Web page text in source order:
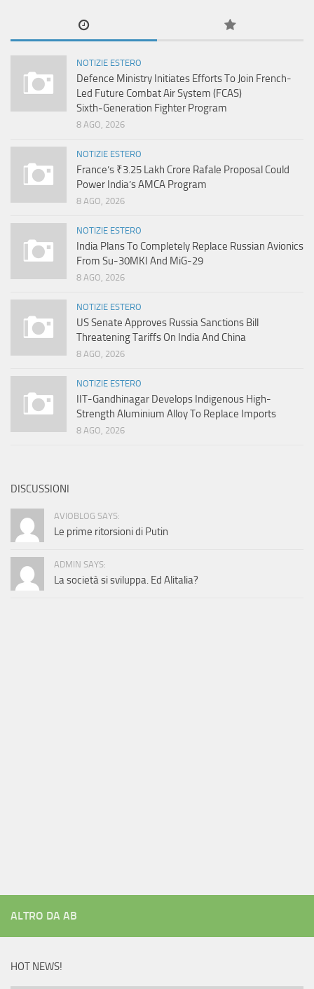
NOTIZIE ESTERO
Defence Ministry Initiates Efforts To Join French-
Led Future Combat Air System (FCAS)
Sixth‑Generation Fighter Program
8 AGO, 2026
NOTIZIE ESTERO
France’s ₹3.25 Lakh Crore Rafale Proposal Could
Power India’s AMCA Program
8 AGO, 2026
NOTIZIE ESTERO
India Plans To Completely Replace Russian Avionics
From Su-30MKI And MiG-29
8 AGO, 2026
NOTIZIE ESTERO
US Senate Approves Russia Sanctions Bill
Threatening Tariffs On India And China
8 AGO, 2026
NOTIZIE ESTERO
IIT-Gandhinagar Develops Indigenous High-
Strength Aluminium Alloy To Replace Imports
8 AGO, 2026
DISCUSSIONI
AVIOBLOG SAYS:
Le prime ritorsioni di Putin
ADMIN SAYS:
La società si sviluppa. Ed Alitalia?
ALTRO DA AB
HOT NEWS!